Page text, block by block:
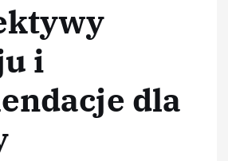
i
dla